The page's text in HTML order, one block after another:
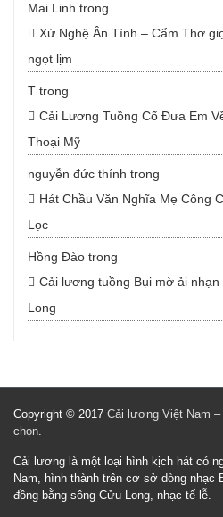
Mai Linh trong
Xứ Nghệ Ân Tình – Cẩm Thơ
ngọt lịm
T trong
Cải Lương Tuồng Cổ Đưa Em
Thoại Mỹ
nguyễn đức thính trong
Hát Chầu Văn Nghĩa Mẹ Công
Lọc
Hồng Đào trong
Cải lương tuồng Bụi mờ ải
Long
Copyright © 2017 Cải lương Việt Nam
chọn.
Cải lương là một loại hình kịch hát có
Nam, hình thành trên cơ sở dòng
đồng bằng sông Cửu Long, nhạc tế lễ.